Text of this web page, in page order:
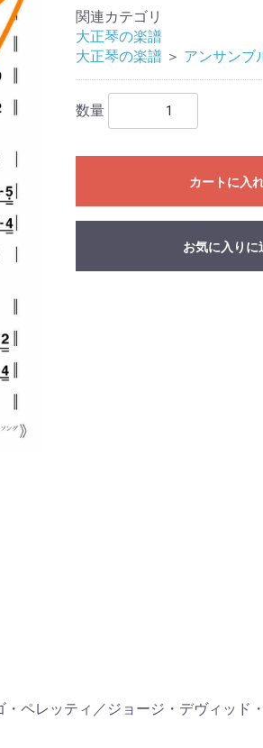
関連カテゴリ
大正琴の楽譜
大正琴の楽譜 ＞ アンサンブ
数量
カートに入
お気に入りに
レッティ／ジョージ・デヴィッド